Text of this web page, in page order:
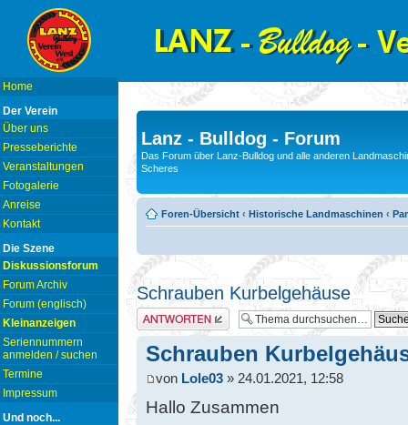
Home
Der Verein
Über uns
Presseberichte
Veranstaltungen
Fotogalerie
Anreise
Kontakt
Die Szene
Diskussionsforum
Forum Archiv
Forum (englisch)
Kleinanzeigen
Seriennummern
anmelden / suchen
Termine
Impressum
Und noch...
Lanz - Bulldog - Forum
Das Forum über Lanz-Bulldog und alle anderen
Scheres
Foren-Übersicht ‹ Historische Landmaschinen ‹
Schrauben Kurbelgehäuse
Antwort erstellen
Schrauben
von Lole03 » 24.01.2021, 12:58
Hallo Zusammen